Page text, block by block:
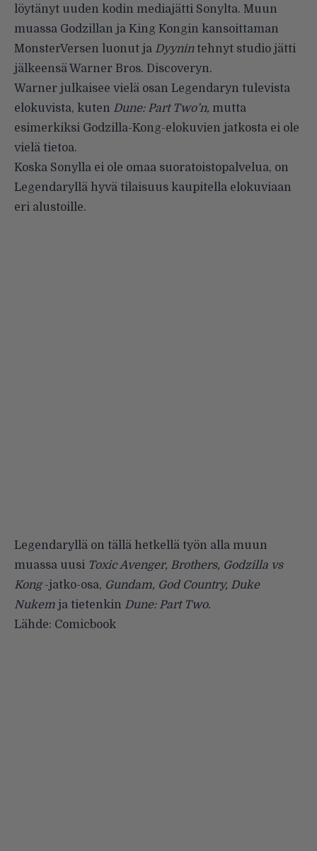
löytänyt uuden kodin mediajätti Sonylta. Muun
muassa Godzillan ja King Kongin kansoittaman
MonsterVersen luonut ja Dyynintehnyt studio jätti
jälkeensä Warner Bros. Discoveryn.
Warner julkaisee vielä osan Legendaryn tulevista
elokuvista, kuten Dune: Part Two’n, mutta
esimerkiksi Godzilla-Kong-elokuvien jatkosta ei ole
vielä tietoa.
Koska Sonylla ei ole omaa suoratoistopalvelua, on
Legendaryllä hyvä tilaisuus kaupitella elokuviaan
eri alustoille.
Legendaryllä on tällä hetkellä työn alla muun
muassa uusi Toxic Avenger, Brothers, Godzilla vs
Kong-jatko-osa, Gundam, God Country, Duke
Nukem ja tietenkin Dune: Part Two.
Lähde: Comicbook